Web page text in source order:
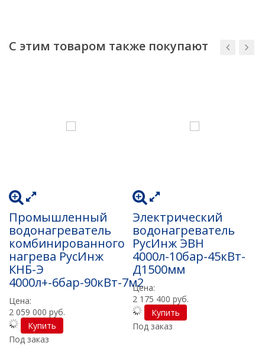
С этим товаром также покупают
Промышленный
водонагреватель
комбинированного
нагрева РусИнж
КНБ-Э
4000л+-6бар-90кВт-7м2
Цена:
2 059 000 руб.
Купить
Под заказ
Электрический
водонагреватель
РусИнж ЭВН
4000л-10бар-45кВт-
Д1500мм
Цена:
2 175 400 руб.
Купить
Под заказ